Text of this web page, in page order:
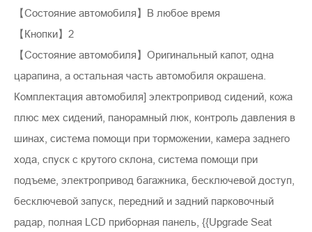
【Состояние автомобиля】В любое время
【Кнопки】2
【Состояние автомобиля】Оригинальный капот, одна
царапина, а остальная часть автомобиля окрашена.
Комплектация автомобиля] электропривод сидений, кожа
плюс мех сидений, панорамный люк, контроль давления в
шинах, система помощи при торможении, камера заднего
хода, спуск с крутого склона, система помощи при
подъеме, электропривод багажника, бесключевой доступ,
бесключевой запуск, передний и задний парковочный
радар, полная LCD приборная панель, {{Upgrade Seat